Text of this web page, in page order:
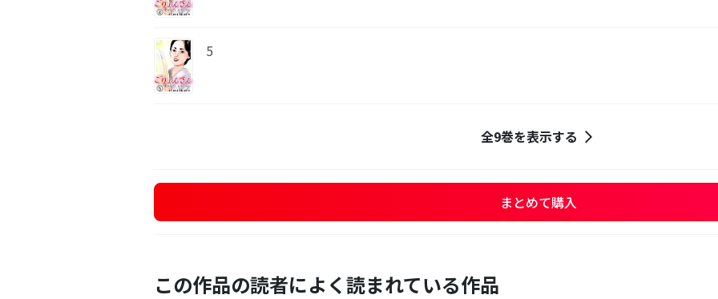
5
全9巻を表示する
まとめて購入
この作品の読者によく読まれている作品